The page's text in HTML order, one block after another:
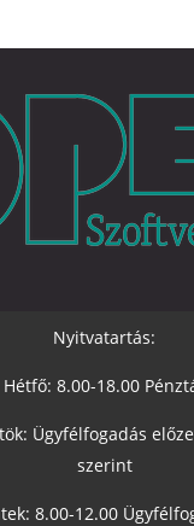
Nyitvatartás:
Hétfő: 8.00-18.00
Ügyfélfogadás
szerint
8.00-12.00